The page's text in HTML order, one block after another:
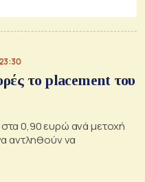
το placement του
0,90 ευρώ ανά μετοχή
αντληθούν να